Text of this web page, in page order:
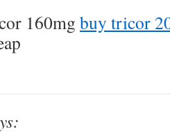
160mg buy tricor